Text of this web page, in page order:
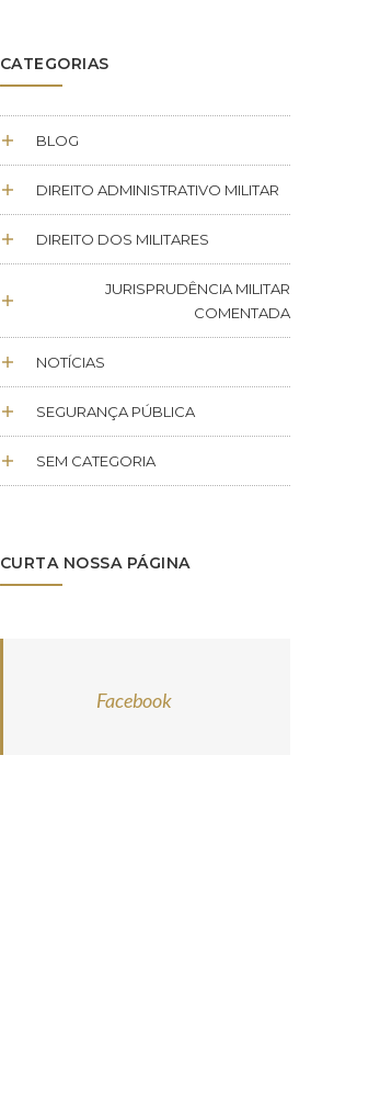
CATEGORIAS
BLOG
DIREITO ADMINISTRATIVO MILITAR
DIREITO DOS MILITARES
JURISPRUDÊNCIA MILITAR
COMENTADA
NOTÍCIAS
SEGURANÇA PÚBLICA
SEM CATEGORIA
CURTA NOSSA PÁGINA
Facebook